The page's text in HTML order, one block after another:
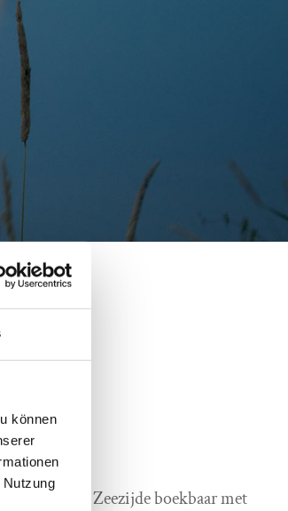
können
landzijde. Zeezijde boekbaar met